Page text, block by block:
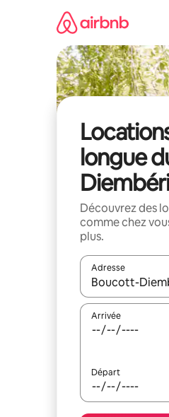
longue
Découvrez des
comme chez
plus.
Adresse
Lorsque les
Arrivée
Départ